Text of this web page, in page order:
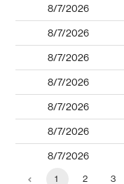
8/7/2026
8/7/2026
8/7/2026
8/7/2026
8/7/2026
8/7/2026
8/7/2026
1 2 3